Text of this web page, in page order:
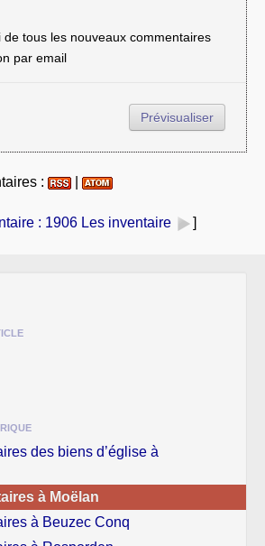
de tous les nouveaux commentaires
par email
:
: 1906 Les inventaire ]
des biens d’église à
à Moëlan
à Beuzec Conq